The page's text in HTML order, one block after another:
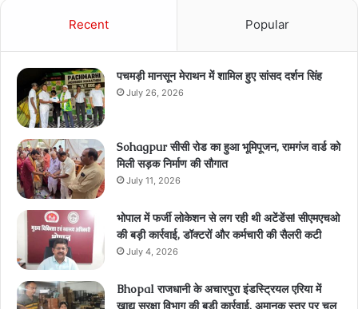
Recent Popular
पचमड़ी मानसून मेराथन में शामिल हुए सांसद दर्शन सिंह
July 26, 2026
Sohagpur सीसी रोड का हुआ भूमिपूजन, रामगंज वार्ड को
मिली सड़क निर्माण की सौगात
July 11, 2026
भोपाल में फर्जी लोकेशन से लग रही थी अटेंडेंस! सीएमएचओ
की बड़ी कार्रवाई, डॉक्टरों और कर्मचारी की सैलरी कटी
July 4, 2026
Bhopal राजधानी के अचारपुरा इंडस्ट्रियल एरिया में
खाद्य सुरक्षा विभाग की बड़ी कार्रवाई, अमानक स्तर पर चल